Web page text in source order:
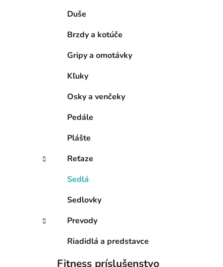
Duše
Brzdy a kotúče
Gripy a omotávky
Kľuky
Osky a venčeky
Pedále
Plášte
Reťaze
Sedlá
Sedlovky
Prevody
Riadidlá a predstavce
Fitness príslušenstvo